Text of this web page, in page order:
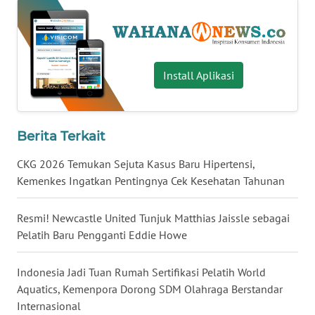
Install Aplikasi
Berita Terkait
CKG 2026 Temukan Sejuta Kasus Baru Hipertensi,
Kemenkes Ingatkan Pentingnya Cek Kesehatan Tahunan
Resmi! Newcastle United Tunjuk Matthias Jaissle sebagai
Pelatih Baru Pengganti Eddie Howe
Indonesia Jadi Tuan Rumah Sertifikasi Pelatih World
Aquatics, Kemenpora Dorong SDM Olahraga Berstandar
Internasional
WN
BABEL
WN
SUMBAR
SUMSEL
WN
WN
LAMPUNG
WN
JATENG